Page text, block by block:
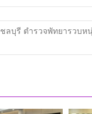
ชลบุรี ตำรวจพัทยารวบห